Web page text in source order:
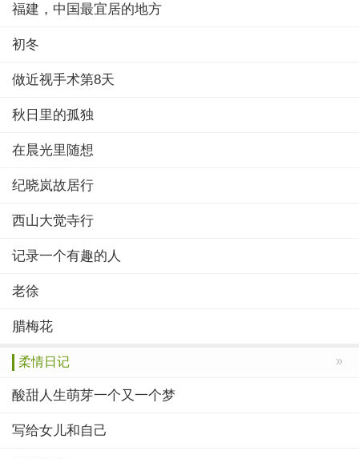
福建，中国最宜居的地方
初冬
做近视手术第8天
秋日里的孤独
在晨光里随想
纪晓岚故居行
西山大觉寺行
记录一个有趣的人
老徐
腊梅花
柔情日记 »
酸甜人生萌芽一个又一个梦
写给女儿和自己